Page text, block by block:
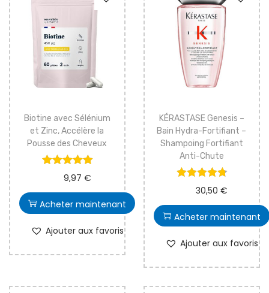
Biotine avec Sélénium
et Zinc, Accélère la
Pousse des Cheveux
9,97 €
Acheter maintenant
Ajouter aux favoris
KÉRASTASE Genesis –
Bain Hydra-Fortifiant –
Shampoing Fortifiant
Anti-Chute
30,50 €
Acheter maintenant
Ajouter aux favoris